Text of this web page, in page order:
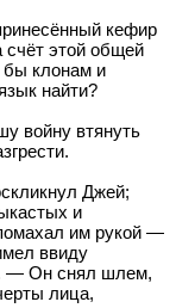
кефир
этой общей
клонам и
найти?
войну втянуть
Джей;
и
им рукой —
ввиду
— Он снял шлем,
лица,